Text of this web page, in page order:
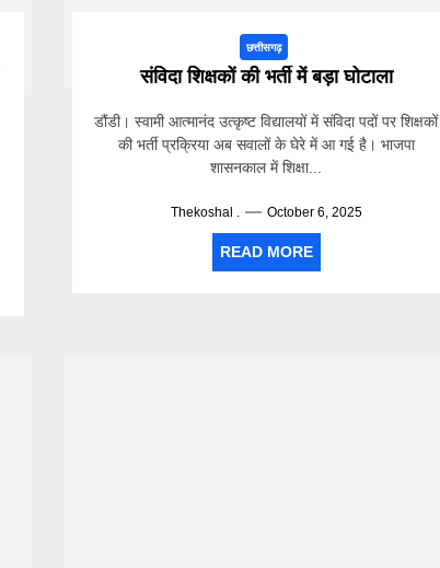
छत्तीसगढ़
संविदा शिक्षकों की भर्ती में बड़ा घोटाला
डौंडी। स्वामी आत्मानंद उत्कृष्ट विद्यालयों में संविदा पदों पर शिक्षकों
की भर्ती प्रक्रिया अब सवालों के घेरे में आ गई है। भाजपा
शासनकाल में शिक्षा...
Thekoshal . October 6, 2025
READ MORE